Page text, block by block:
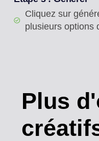
Cliquez sur
plusieurs options
Plus